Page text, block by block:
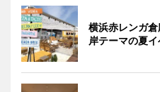
横浜赤レンガ
岸テーマの夏イ